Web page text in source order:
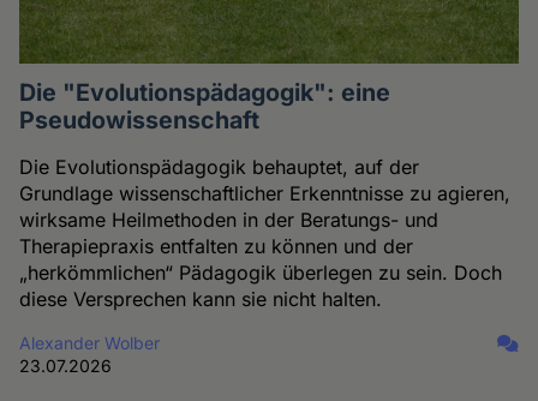
Die "Evolutionspädagogik": eine
Pseudowissenschaft
Die Evolutionspädagogik behauptet, auf der
Grundlage wissenschaftlicher Erkenntnisse zu agieren,
wirksame Heilmethoden in der Beratungs- und
Therapiepraxis entfalten zu können und der
„herkömmlichen“ Pädagogik überlegen zu sein. Doch
diese Versprechen kann sie nicht halten.
Alexander Wolber
23.07.2026